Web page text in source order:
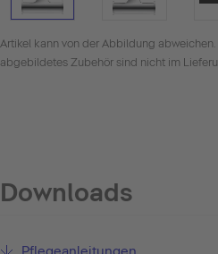
Artikel kann von der Abbildung
abgebildetes Zubehör sind nicht im
Downloads